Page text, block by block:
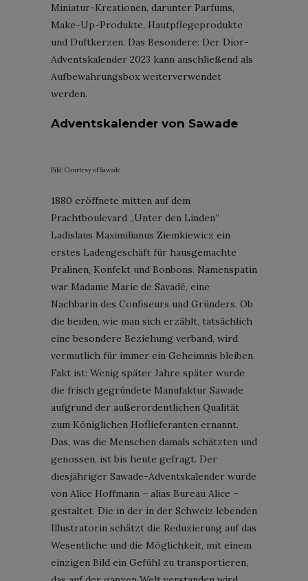
Miniatur-Kreationen, darunter Parfums,
Make-Up-Produkte, Hautpflegeprodukte
und Duftkerzen. Das Besondere: Der Dior-
Adventskalender 2023 kann anschließend als
Aufbewahrungsbox weiterverwendet
werden.​
Adventskalender von Sawade
Bild: Courtesy of Sawade
1880 eröffnete mitten auf dem
Prachtboulevard „Unter den Linden”
Ladislaus Maximilianus Ziemkiewicz ein
erstes Ladengeschäft für hausgemachte
Pralinen, Konfekt und Bonbons. Namenspatin
war Madame Marie de Savadé, eine
Nachbarin des Confiseurs und Gründers. Ob
die beiden, wie man sich erzählt, tatsächlich
eine besondere Beziehung verband, wird
vermutlich für immer ein Geheimnis bleiben.
Fakt ist: Wenig später Jahre später wurde
die frisch gegründete Manufaktur Sawade
aufgrund der außerordentlichen Qualität
zum Königlichen Hoflieferanten ernannt.
Das, was die Menschen damals schätzten und
genossen, ist bis heute gefragt. Der
diesjähriger Sawade-Adventskalender wurde
von Alice Hoffmann – alias Bureau Alice –
gestaltet. Die in der in der Schweiz lebenden
Illustratorin schätzt die Reduzierung auf das
Wesentliche und die Möglichkeit, mit einem
einzigen Bild ein Gefühl zu transportieren,